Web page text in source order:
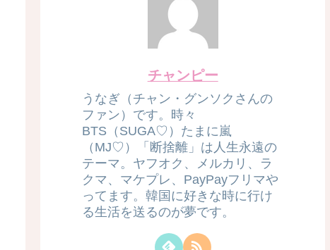
チャンピー
うなぎ（チャン・グンソクさんの
ファン）です。時々
BTS（SUGA♡）たまに嵐
（MJ♡）「断捨離」は人生永遠の
テーマ。ヤフオク、メルカリ、ラ
クマ、マケプレ、PayPayフリマや
ってます。韓国に好きな時に行け
る生活を送るのが夢です。